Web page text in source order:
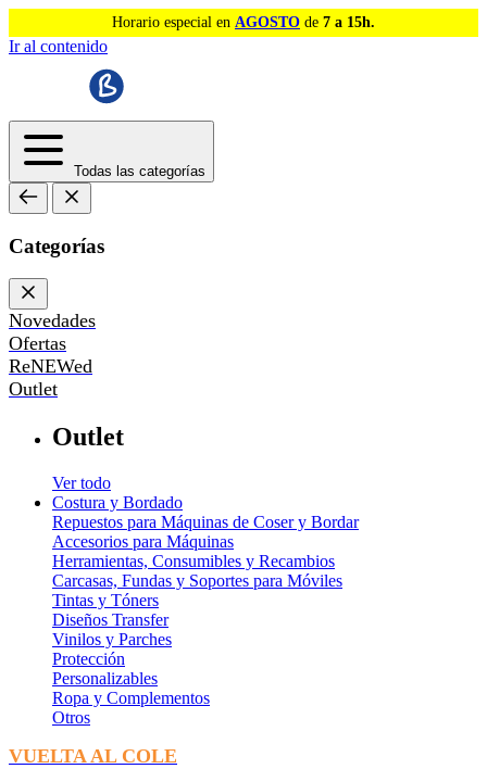
Horario especial en AGOSTO de 7 a 15h.
Ir al contenido
Todas las categorías
Categorías
Novedades
Ofertas
ReNEWed
Outlet
Outlet
Ver todo
Costura y Bordado
Repuestos para Máquinas de Coser y Bordar
Accesorios para Máquinas
Herramientas, Consumibles y Recambios
Carcasas, Fundas y Soportes para Móviles
Tintas y Tóners
Diseños Transfer
Vinilos y Parches
Protección
Personalizables
Ropa y Complementos
Otros
VUELTA AL COLE